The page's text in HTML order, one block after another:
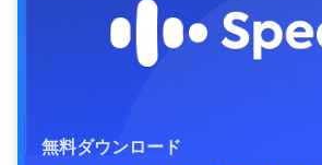
無料ダウンロード